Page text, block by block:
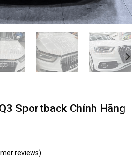
Sportback Chính Hãng
reviews)